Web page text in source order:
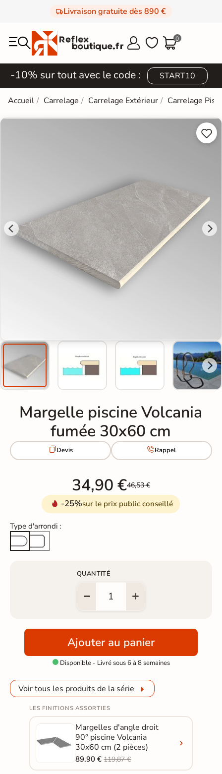
Livraison gratuite dès 890 €
  0
-10% sur tout avec le code : START10
Accueil Carrelage Carrelage Extérieur Carrelage


Margelle piscine Volcania
fumée 30x60 cm
Devis Rappel
34,90 €46,53 €
-25%sur le prix public conseillé
Type d'arrondi :
Arrondi totalArête cassée
QUANTITÉ
Ajouter au panier
Disponible - Livré sous 6 à 8 semaines
Voir tous les produits de la série
LES FINITIONS ASSORTIES
Margelles d'angle droit
90° piscine Volcania
30x60 cm (2 pièces)
89,90 €119,87 €